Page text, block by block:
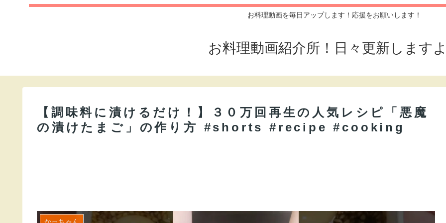
お料理動画を毎日アップします！応援をお願いします！
お料理動画紹介所！日々更新します
【調味料に漬けるだけ！】３０万回再生の人気レシピ「悪魔
の漬けたまご」の作り方 #shorts #recipe #cooking
かっちゃん